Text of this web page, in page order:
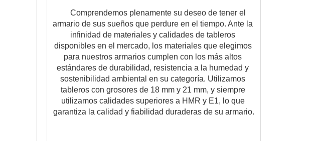
armario de sus sueños que perdure en el tiempo. Ante la
infinidad de materiales y calidades de tableros
disponibles en el mercado, los materiales que elegimos
para nuestros armarios cumplen con los más altos
estándares de durabilidad, resistencia a la humedad y
sostenibilidad ambiental en su categoría. Utilizamos
tableros con grosores de 18 mm y 21 mm, y siempre
utilizamos calidades superiores a HMR y E1, lo que
garantiza la calidad y fiabilidad duraderas de su armario.